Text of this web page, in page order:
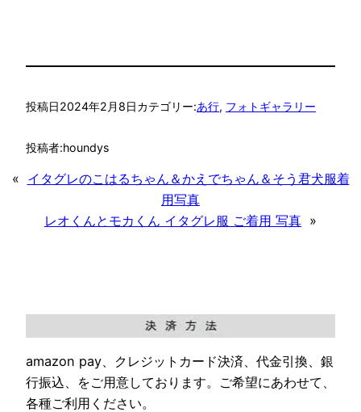
投稿日2024年2月8日カテゴリー:あ行, フォトギャラリー
投稿者:houndys
« イタグレのこはるちゃん＆かえでちゃん＆そう君犬服着
用写真
レオくんとモカくん イタグレ服 ご着用 写真 »
amazon pay、クレジットカード決済、代金引換、銀
行振込、をご用意しております。ご希望にあわせて、
各種ご利用ください。